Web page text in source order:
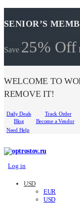
SENIOR’S
Save 25% Off
WELCOME TO
REMOVE IT!
Daily Deals
Track Order
Blog
Become a Vendor
Need Help
Log in
USD
EUR
USD